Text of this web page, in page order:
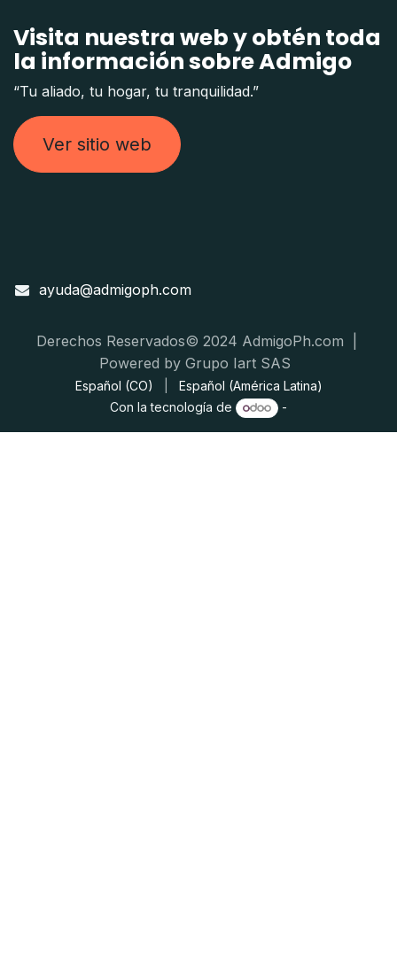
Visita nuestra web y obtén toda
la información sobre Admigo
“Tu aliado, tu hogar, tu tranquilidad.”
Ver sitio web
ayuda@admigoph.com
Derechos Reservados© 2024 AdmigoPh.com |
Powered by Grupo Iart SAS
Español (CO)
Español (América Latina)
Con la tecnología de
-